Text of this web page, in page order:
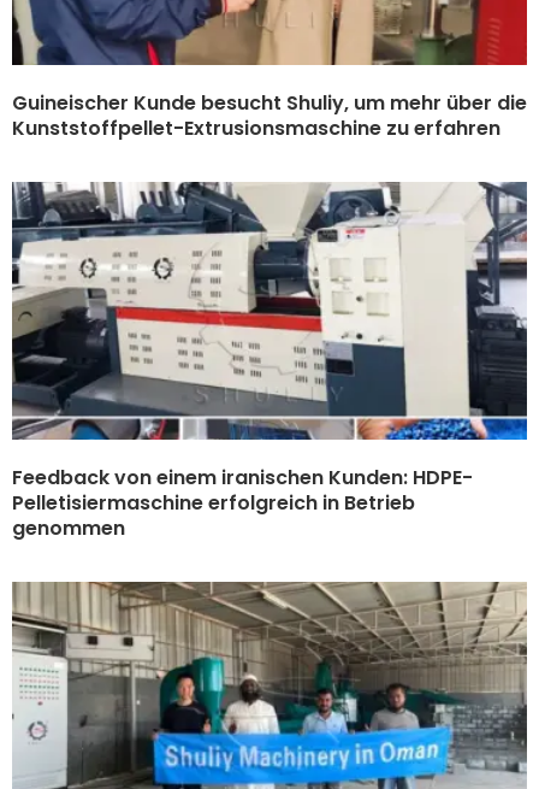
Guineischer Kunde besucht Shuliy, um mehr über die
Kunststoffpellet-Extrusionsmaschine zu erfahren
Feedback von einem iranischen Kunden: HDPE-
Pelletisiermaschine erfolgreich in Betrieb
genommen